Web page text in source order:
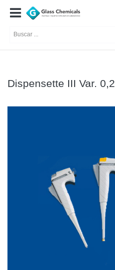
Dispensette III Var. 0,2